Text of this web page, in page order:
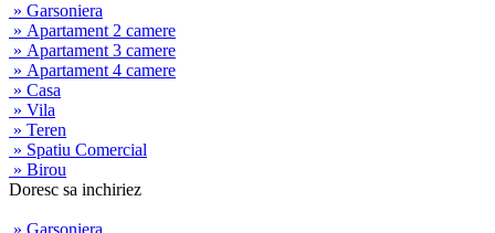
» Garsoniera
» Apartament 2 camere
» Apartament 3 camere
» Apartament 4 camere
» Casa
» Vila
» Teren
» Spatiu Comercial
» Birou
Doresc sa inchiriez
» Garsoniera